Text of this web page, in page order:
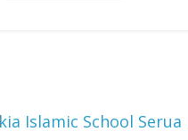
Islamic School Serua